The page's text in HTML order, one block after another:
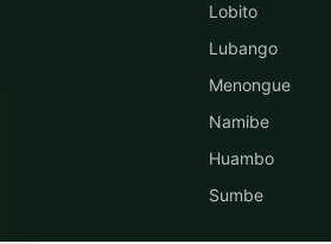
Lobito
Lubango
Menongue
Namibe
Huambo
Sumbe